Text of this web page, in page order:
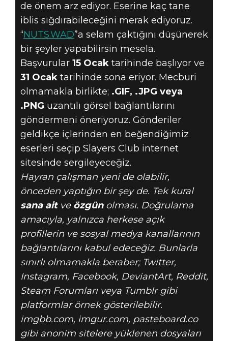
de önem arz ediyor. Eserine kaç tane
iblis sığdırabileceğini merak ediyoruz.
“NUTS.WAD”a selam çaktığını düşünerek
bir şeyler yapabilirsin mesela.
Başvurular 15 Ocaktarihinde başlıyor ve
31 Ocaktarihinde sona eriyor. Mecburi
olmamakla birlikte; .GIF, .JPG veya
.PNG uzantılı görsel bağlantılarını
göndermeni öneriyoruz. Gönderiler
geldikçe içlerinden en beğendiğimiz
eserleri seçip Slayers Club internet
sitesinde sergileyeceğiz.
Hayran çalışman yeni de olabilir,
önceden yaptığın bir şey de. Tek kural
sana aitve özgünolması. Doğrulama
amacıyla, yalnızca herkese açık
profillerin ve sosyal medya kanallarının
bağlantılarını kabul edeceğiz. Bunlarla
sınırlı olmamakla beraber; Twitter,
Instagram, Facebook, DeviantArt, Reddit,
Steam Forumları veya Tumblr gibi
platformlar örnek gösterilebilir.
imgbb.com, imgur.com, pasteboard.co
gibi anonim sitelere yüklenen dosyaları